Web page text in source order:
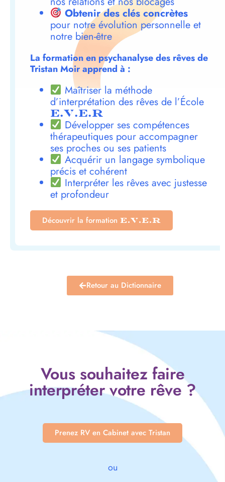
Obtenir des clés concrètes
pour notre évolution personnelle et
notre bien-être
La formation en psychanalyse des rêves de
Tristan Moir apprend à :
Maîtriser la méthode
d’interprétation des rêves de l’École
E.V.E.R
Développer ses compétences
thérapeutiques pour accompagner
ses proches ou ses patients
Acquérir un langage symbolique
précis et cohérent
Interpréter les rêves avec justesse
et profondeur
Découvrir la formation E.V.E.R
Retour au Dictionnaire
Vous souhaitez faire
interpréter votre rêve ?
Prenez RV en Cabinet avec Tristan
ou